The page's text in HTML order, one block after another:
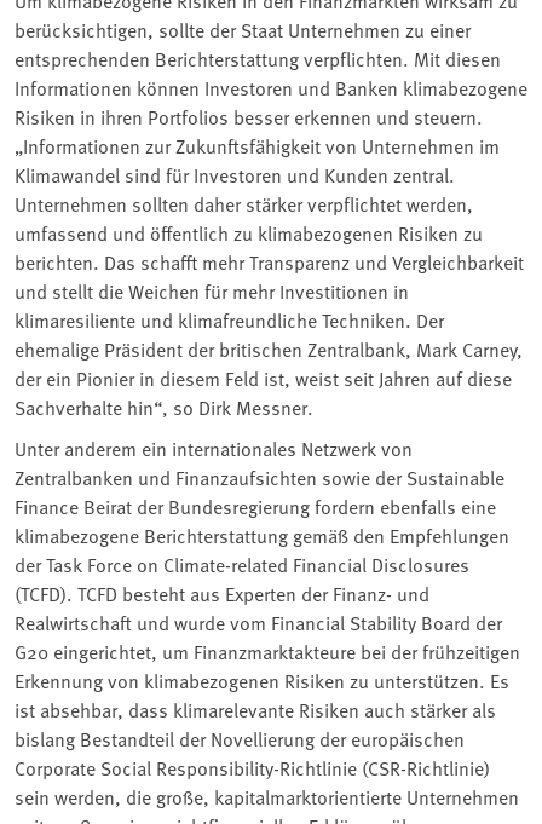
berücksichtigen, sollte der Staat Unternehmen zu einer
entsprechenden Berichterstattung verpflichten. Mit diesen
Informationen können Investoren und Banken klimabezogene
Risiken in ihren Portfolios besser erkennen und steuern.
„Informationen zur Zukunftsfähigkeit von Unternehmen im
Klimawandel sind für Investoren und Kunden zentral.
Unternehmen sollten daher stärker verpflichtet werden,
umfassend und öffentlich zu klimabezogenen Risiken zu
berichten. Das schafft mehr Transparenz und Vergleichbarkeit
und stellt die Weichen für mehr Investitionen in
klimaresiliente und klimafreundliche Techniken. Der
ehemalige Präsident der britischen Zentralbank, Mark Carney,
der ein Pionier in diesem Feld ist, weist seit Jahren auf diese
Sachverhalte hin“, so Dirk Messner.
Unter anderem ein internationales Netzwerk von
Zentralbanken und Finanzaufsichten sowie der Sustainable
Finance Beirat der Bundesregierung fordern ebenfalls eine
klimabezogene Berichterstattung gemäß den Empfehlungen
der Task Force on Climate-related Financial Disclosures
(TCFD). TCFD besteht aus Experten der Finanz- und
Realwirtschaft und wurde vom Financial Stability Board der
G20 eingerichtet, um Finanzmarktakteure bei der frühzeitigen
Erkennung von klimabezogenen Risiken zu unterstützen. Es
ist absehbar, dass klimarelevante Risiken auch stärker als
bislang Bestandteil der Novellierung der europäischen
Corporate Social Responsibility-Richtlinie (CSR-Richtlinie)
sein werden, die große, kapitalmarktorientierte Unternehmen